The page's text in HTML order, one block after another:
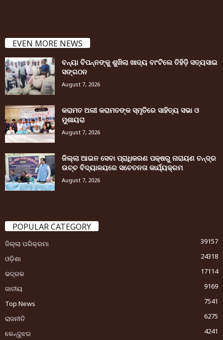
EVEN MORE NEWS
ବନ୍ୟା ବିପନ୍ନଙ୍କୁ ଶୁଖିଲା ଖାଦ୍ୟ ବାଂଟିଲେ ତିହିଡି଼ ସତ୍ୟସାଇ
ସଙ୍ଗଠନ
August 7, 2026
କରାମତ ଅଲୀ କରାମତଙ୍କ ସ୍ମୃତିରେ ସାହିତ୍ୟ ସଭା ଓ
ମୁଶାୟରା
August 7, 2026
ଜିଲ୍ଲା ଆଇନ ସେବା ପ୍ରାଧିକରଣ ପକ୍ଷରୁ ନାରାୟଣ ଚନ୍ଦ୍ର
ଉଚ୍ଚ ବିଦ୍ୟାଳୟରେ ସଚେତନତା କାର୍ଯ୍ୟକ୍ରମ
August 7, 2026
POPULAR CATEGORY
ଜିଲ୍ଲା ପରିକ୍ରମା
39157
ଓଡ଼ିଶା
24318
ଭଦ୍ରକ
17114
ଜାତୀୟ
9169
Top News
7541
ରାଜନୀତି
6275
କେନ୍ଦୁଝର
4241